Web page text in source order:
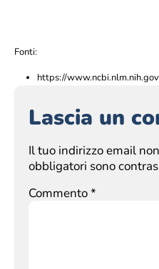
Fonti:
https://
Lascia un
Il tuo indirizzo email
obbligatori sono
Commento*